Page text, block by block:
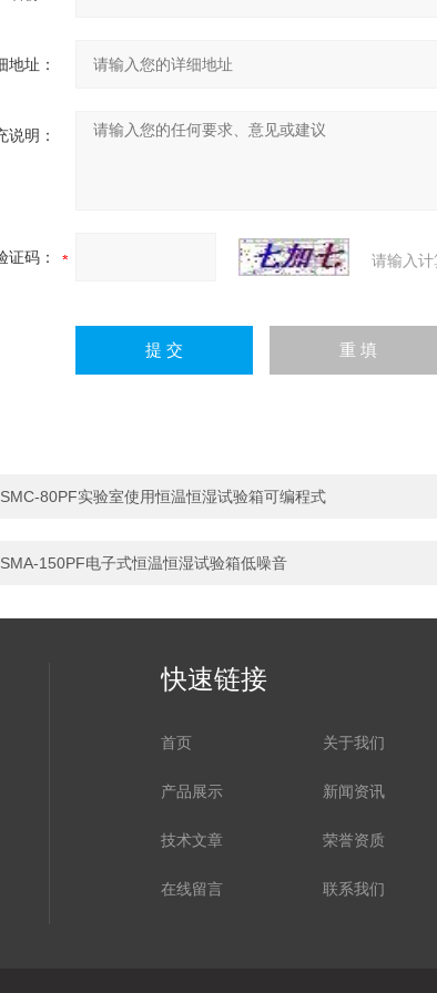
地址：
说明：
证码： 请输入
SMC-80PF实验室使用恒温恒湿试验箱可编程式
SMA-150PF电子式恒温恒湿试验箱低噪音
快速链接
首页 关于我们
产品展示 新闻资讯
技术文章 荣誉资质
在线留言 联系我们